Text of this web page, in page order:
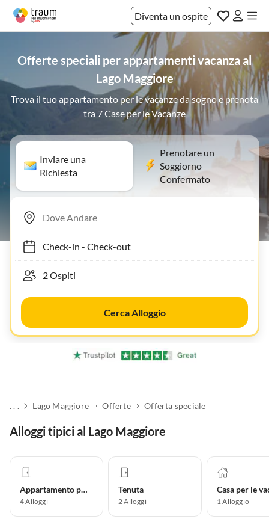
Diventa un ospite
Offerte speciali per appartamenti vacanza al
Lago Maggiore
Trova il tuo appartamento per le vacanze da sogno e prenota
tra 7 Case per le Vacanze
Inviare una
Richiesta
Prenotare un
Soggiorno
Confermato
Check-in- Check-out
Cerca Alloggio
. . . Lago Maggiore Offerte Offerta speciale
Alloggi tipici al Lago Maggiore
Appartamento per vacanze
4Alloggi
Tenuta
2Alloggi 1Alloggio